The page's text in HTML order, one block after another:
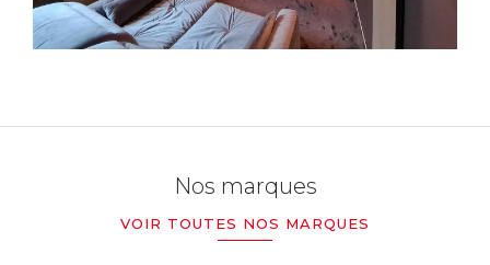
Nos marques
VOIR TOUTES NOS MARQUES